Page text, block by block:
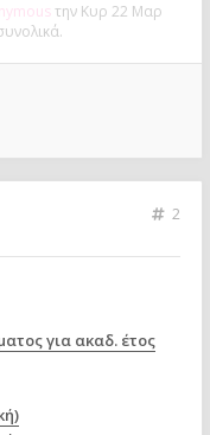
την Κυρ 22 Μαρ
2
για ακαδ. έτος